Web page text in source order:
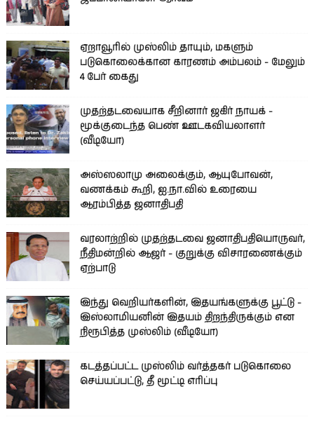
ஏறாவூரில் முஸ்லிம் தாயும், மகளும்
படுகொலைக்கான காரணம் அம்பலம் - மேலும்
4 பேர் கைது
முதற்தடவையாக சீறினார் ஜகிர் நாயக் -
மூக்குடைந்த பெண் ஊடகவியலாளர்
(வீடியோ)
அஸ்ஸலாமு அலைக்கும், ஆயுபோவன்,
வணக்கம் கூறி, ஐ.நா.வில் உரையை
ஆரம்பித்த ஜனாதிபதி
வரலாற்றில் முதற்தடவை ஜனாதிபதியொருவர்,
நீதிமன்றில் ஆஜர் - குறுக்கு விசாரணைக்கும்
ஏற்பாடு
இந்து வெறியர்களின், இதயங்களுக்கு பூட்டு -
இஸ்லாமியனின் இதயம் திறந்திருக்கும் என
நிரூபித்த முஸ்லிம் (வீடியோ)
கடத்தப்பட்ட முஸ்லிம் வர்த்தகர் படுகொலை
செய்யப்பட்டு, தீ மூட்டி எரிப்பு